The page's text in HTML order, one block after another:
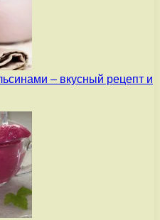
– вкусный рецепт и